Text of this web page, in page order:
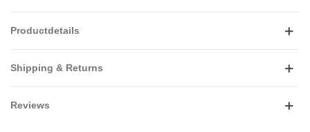
Productdetails
Shipping & Returns
Reviews